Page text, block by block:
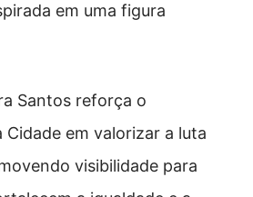
em uma figura
Santos reforça o
em valorizar a luta
visibilidade para